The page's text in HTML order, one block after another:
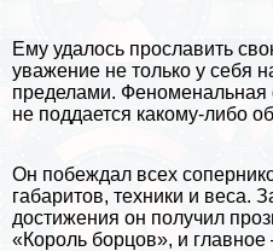
Ему удалось прославить
уважение не только у себя
пределами. Феноменальная
не поддается какому-либо
Он побеждал всех
габаритов, техники и веса.
достижения он получил
«Король борцов», и